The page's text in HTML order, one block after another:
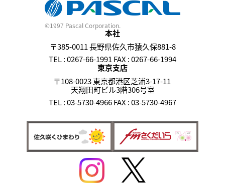
©1997 Pascal Corporation.
本社
〒385-0011 長野県佐久市猿久保881-8
TEL : 0267-66-1991 FAX : 0267-66-1994
東京支店
〒108-0023 東京都港区芝浦3-17-11
天翔田町ビル3階306号室
TEL : 03-5730-4966 FAX : 03-5730-4967